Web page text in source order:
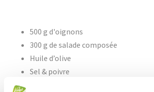
500 g d'oignons
300 g de salade composée
Huile d’olive
Sel & poivre